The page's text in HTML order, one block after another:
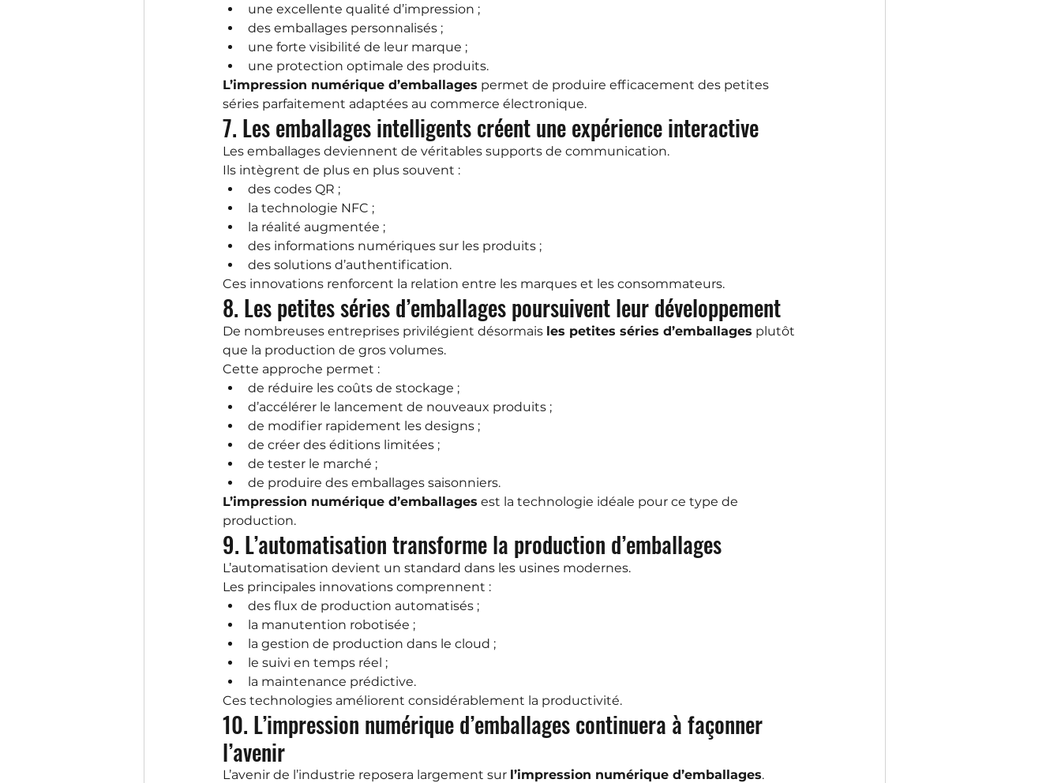
une excellente qualité d’impression ;
des emballages personnalisés ;
une forte visibilité de leur marque ;
une protection optimale des produits.
L’impression numérique d’emballages permet de produire efficacement des petites
séries parfaitement adaptées au commerce électronique.
7. Les emballages intelligents créent une expérience interactive
Les emballages deviennent de véritables supports de communication.
Ils intègrent de plus en plus souvent :
des codes QR ;
la technologie NFC ;
la réalité augmentée ;
des informations numériques sur les produits ;
des solutions d’authentification.
Ces innovations renforcent la relation entre les marques et les consommateurs.
8. Les petites séries d’emballages poursuivent leur développement
De nombreuses entreprises privilégient désormais les petites séries d’emballages plutôt
que la production de gros volumes.
Cette approche permet :
de réduire les coûts de stockage ;
d’accélérer le lancement de nouveaux produits ;
de modifier rapidement les designs ;
de créer des éditions limitées ;
de tester le marché ;
de produire des emballages saisonniers.
L’impression numérique d’emballages est la technologie idéale pour ce type de
production.
9. L’automatisation transforme la production d’emballages
L’automatisation devient un standard dans les usines modernes.
Les principales innovations comprennent :
des flux de production automatisés ;
la manutention robotisée ;
la gestion de production dans le cloud ;
le suivi en temps réel ;
la maintenance prédictive.
Ces technologies améliorent considérablement la productivité.
10. L’impression numérique d’emballages continuera à façonner
l’avenir
L’avenir de l’industrie reposera largement sur l’impression numérique d’emballages.